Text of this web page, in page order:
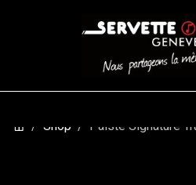
Shop Paiste Signature